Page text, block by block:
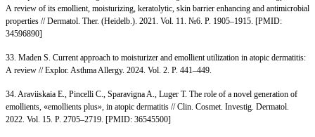
A review of its emollient, moisturizing, keratolytic, skin barrier enhancing and antimicrobial
properties // Dermatol. Ther. (Heidelb.). 2021. Vol. 11. №6. P. 1905–1915. [PMID:
34596890]
33. Maden S. Current approach to moisturizer and emollient utilization in atopic dermatitis:
A review // Explor. Asthma Allergy. 2024. Vol. 2. P. 441–449.
34. Araviiskaia E., Pincelli C., Sparavigna A., Luger T. The role of a novel generation of
emollients, «emollients plus», in atopic dermatitis // Clin. Cosmet. Investig. Dermatol.
2022. Vol. 15. P. 2705–2719. [PMID: 36545500]